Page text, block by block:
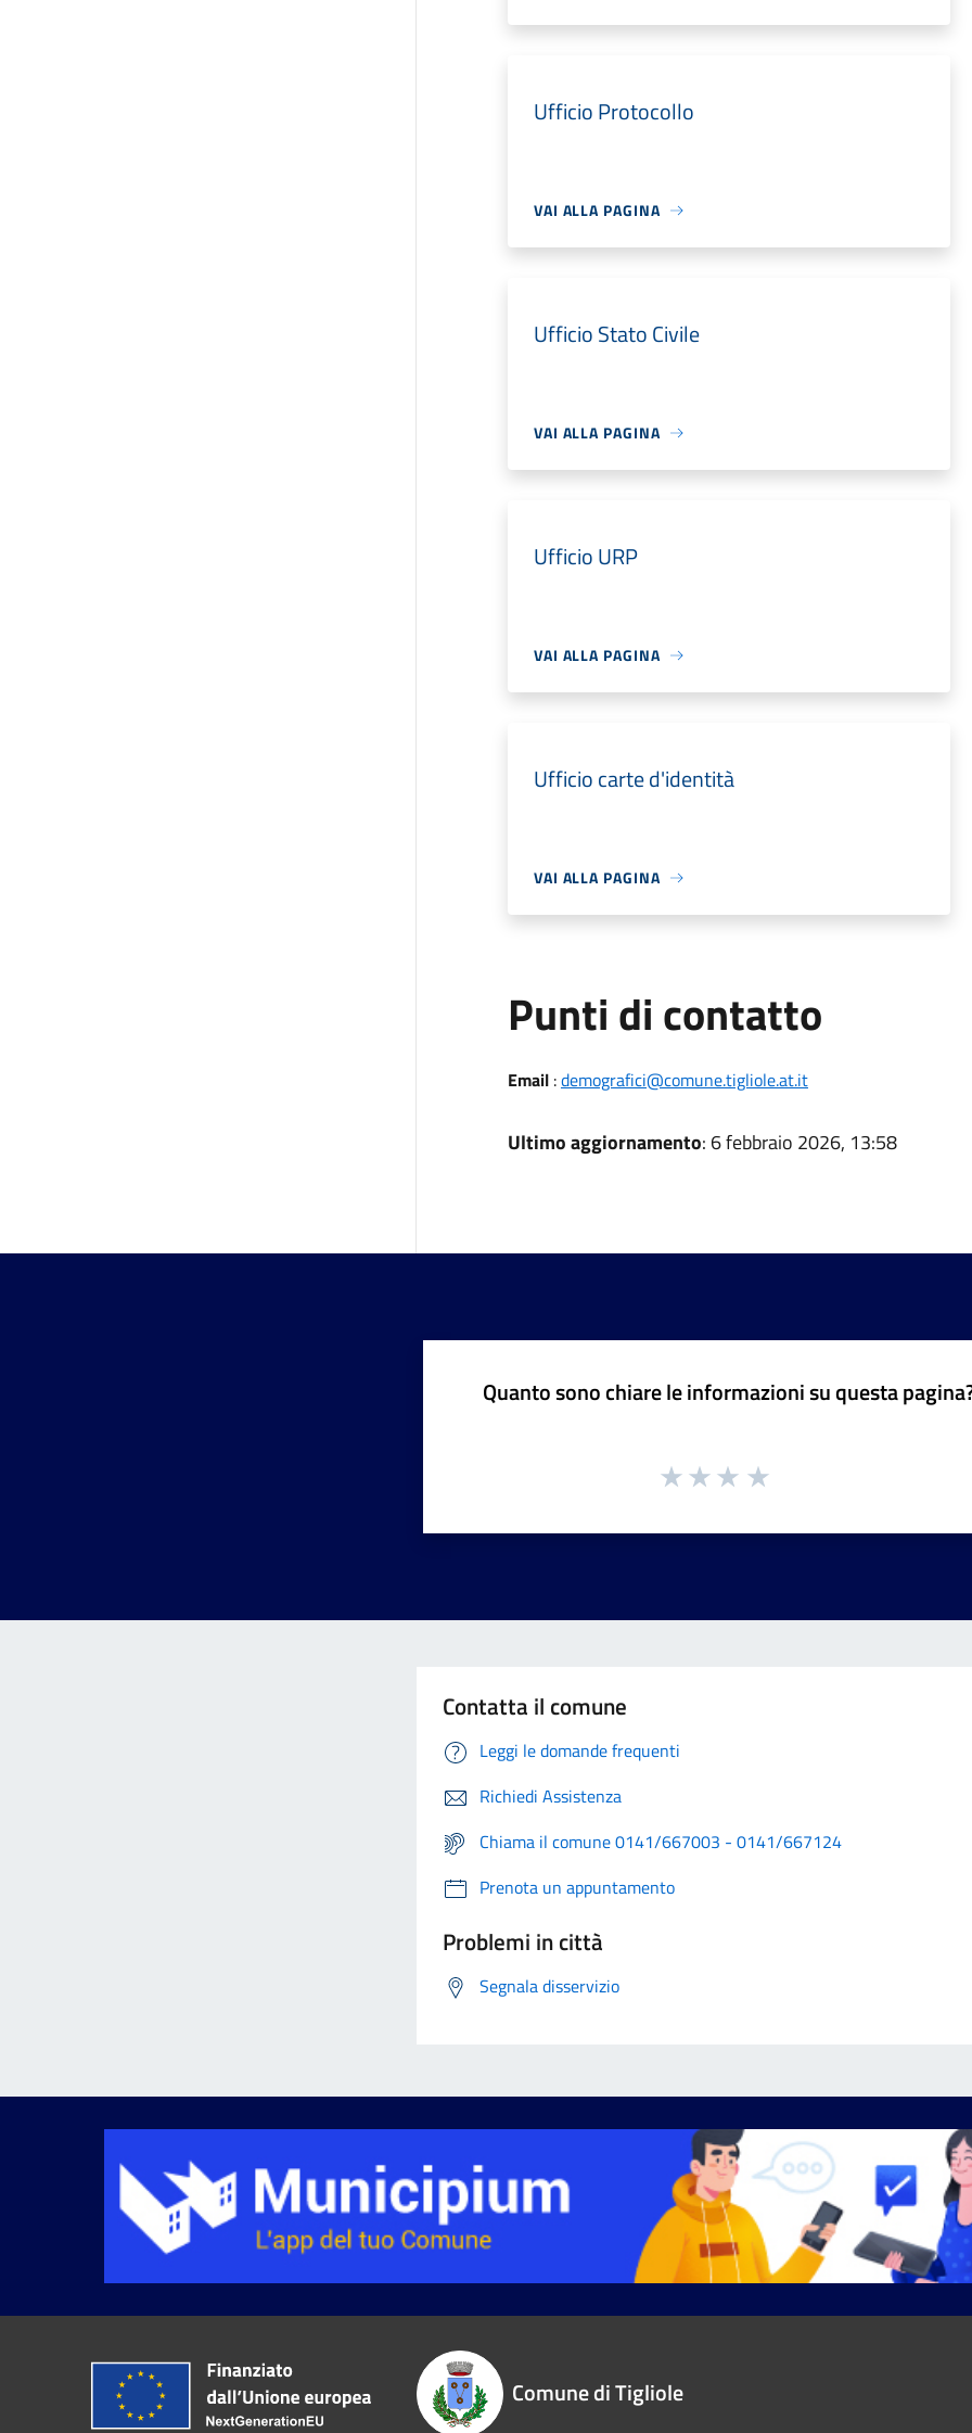
Ufficio Protocollo
VAI ALLA PAGINA
Ufficio Stato Civile
VAI ALLA PAGINA
Ufficio URP
VAI ALLA PAGINA
Ufficio carte d'identità
VAI ALLA PAGINA
Punti di contatto
Email:demografici@comune.tigliole.at.it
Ultimo aggiornamento: 6 febbraio 2026, 13:58
Quanto sono chiare le informazioni su questa
Contatta il comune
Leggi le domande frequenti
Richiedi Assistenza
Chiama il comune 0141/667003 - 0141/667124
Prenota un appuntamento
Problemi in città
Segnala disservizio
Comune di Tigliole